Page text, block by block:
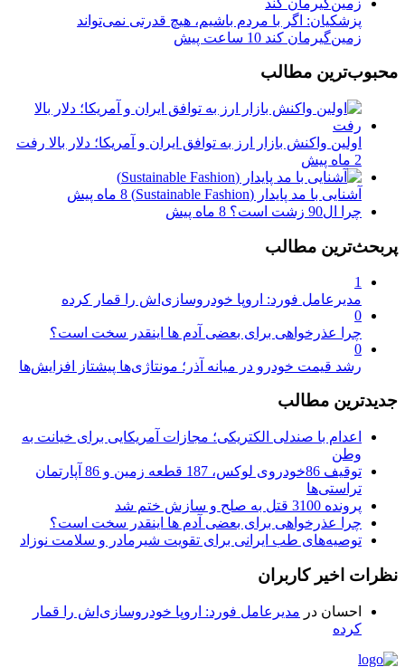
پزشکیان: اگر با مردم باشیم، هیچ قدرتی نمی‌تواند
زمین‌گیرمان کند 10 ساعت پیش
محبوب‌ترین مطالب
اولین واکنش بازار ارز به توافق ایران و آمریکا؛ دلار بالا رفت
2 ماه پیش
آشنایی با مد پایدار (Sustainable Fashion)
8 ماه پیش
چرا ال90 زشت است؟
8 ماه پیش
پربحث‌ترین مطالب
1
مدیرعامل فورد: اروپا خودروسازی‌اش را قمار کرده
0
چرا عذرخواهی برای بعضی آدم ها اینقدر سخت است؟
0
رشد قیمت خودرو در میانه آذر؛ مونتاژی‌ها پیشتاز افزایش‌ها
جدیدترین مطالب
اعدام با صندلی الکتریکی؛ مجازات آمریکایی برای خیانت به
وطن
توقیف 86خودروی لوکس، 187 قطعه زمین و 86 آپارتمان
تراستی‌ها
پرونده 3100 قتل به صلح و سازش ختم شد
چرا عذرخواهی برای بعضی آدم ها اینقدر سخت است؟
توصیه‌های طب ایرانی برای تقویت شیرمادر و سلامت نوزاد
نظرات اخیر کاربران
احسان در مدیرعامل فورد: اروپا خودروسازی‌اش را قمار
کرده